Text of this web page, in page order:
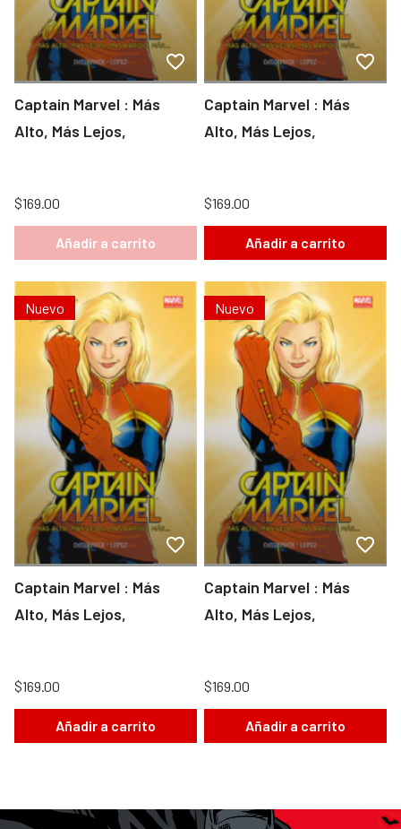
Captain Marvel : Más
Alto, Más Lejos,
$169.00
Añadir a carrito
Captain Marvel : Más
Alto, Más Lejos,
$169.00
Añadir a carrito
Nuevo
Captain Marvel : Más
Alto, Más Lejos,
$169.00
Añadir a carrito
Nuevo
Captain Marvel : Más
Alto, Más Lejos,
$169.00
Añadir a carrito